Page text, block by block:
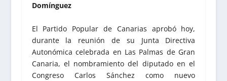
Domínguez
El Partido Popular de Canarias aprobó hoy,
durante la reunión de su Junta Directiva
Autonómica celebrada en Las Palmas de Gran
Canaria, el nombramiento del diputado en el
Congreso Carlos Sánchez como nuevo